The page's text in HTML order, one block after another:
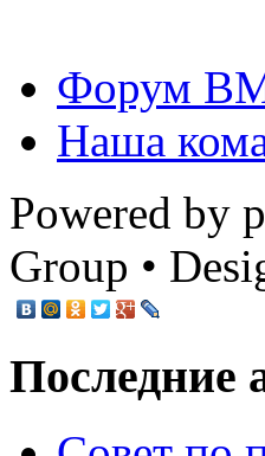
Форум
Наша
Powered by
Group •
Последние